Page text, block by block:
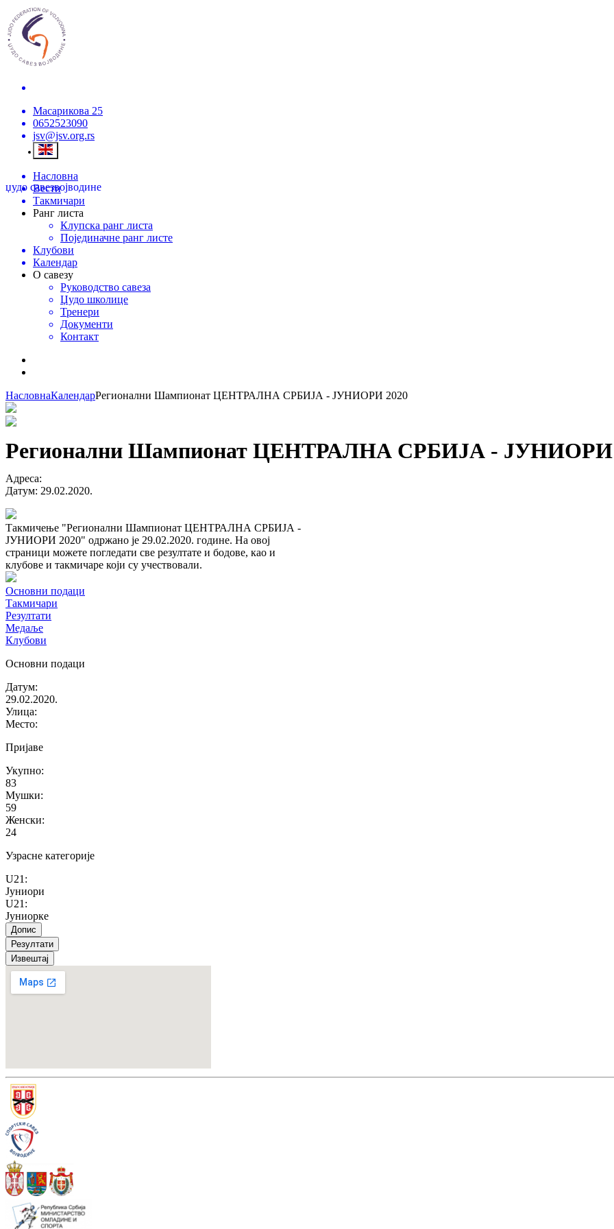
Масарикова 25
0652523090
jsv@jsv.org.rs
џудо савезвојводине
Насловна
Вести
Такмичари
Ранг листа
Клупска ранг листа
Појединачне ранг листе
Клубови
Календар
О савезу
Руководство савеза
Џудо школице
Тренери
Документи
Контакт
НасловнаКалендарРегионални Шампионат ЦЕНТРАЛНА СРБИЈА - ЈУНИОРИ 2020
Регионални Шампионат ЦЕНТРАЛНА СРБИЈА - ЈУНИОРИ
Адреса:
Датум: 29.02.2020.
Такмичење "Регионални Шампионат ЦЕНТРАЛНА СРБИЈА -
ЈУНИОРИ 2020" одржано је 29.02.2020. године. На овој
страници можете погледати све резултате и бодове, као и
клубове и такмичаре који су учествовали.
Основни подаци
Такмичари
Резултати
Медаље
Клубови
Основни подаци
Датум:
29.02.2020.
Улица:
Место:
Пријаве
Укупно:
83
Мушки:
59
Женски:
24
Узрасне категорије
U21 :
Јуниори
U21 :
Јуниорке
Допис
Резултати
Извештај